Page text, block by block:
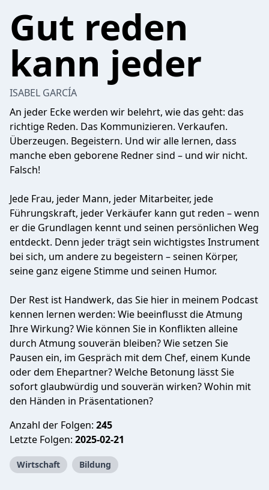
Gut reden
kann jeder
ISABEL GARCÍA
An jeder Ecke werden wir belehrt, wie das geht: das
richtige Reden. Das Kommunizieren. Verkaufen.
Überzeugen. Begeistern. Und wir alle lernen, dass
manche eben geborene Redner sind – und wir nicht.
Falsch!
Jede Frau, jeder Mann, jeder Mitarbeiter, jede
Führungskraft, jeder Verkäufer kann gut reden – wenn
er die Grundlagen kennt und seinen persönlichen Weg
entdeckt. Denn jeder trägt sein wichtigstes Instrument
bei sich, um andere zu begeistern – seinen Körper,
seine ganz eigene Stimme und seinen Humor.
Der Rest ist Handwerk, das Sie hier in meinem Podcast
kennen lernen werden: Wie beeinflusst die Atmung
Ihre Wirkung? Wie können Sie in Konflikten alleine
durch Atmung souverän bleiben? Wie setzen Sie
Pausen ein, im Gespräch mit dem Chef, einem Kunde
oder dem Ehepartner? Welche Betonung lässt Sie
sofort glaubwürdig und souverän wirken? Wohin mit
den Händen in Präsentationen?
Anzahl der Folgen: 245
Letzte Folgen: 2025-02-21
Wirtschaft Bildung